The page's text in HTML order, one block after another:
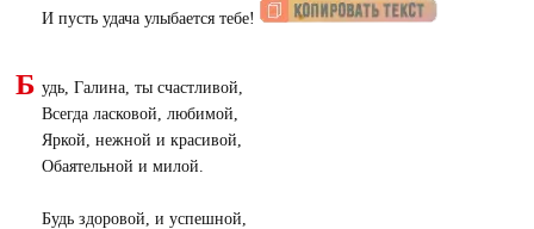
И пусть удача улыбается тебе!
Б удь, Галина, ты счастливой,
Всегда ласковой, любимой,
Яркой, нежной и красивой,
Обаятельной и милой.
Будь здоровой, и успешной,